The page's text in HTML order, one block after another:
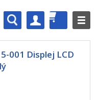
001 Displej LCD